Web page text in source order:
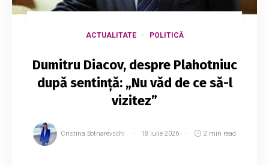
ACTUALITATE POLITICĂ
Dumitru Diacov, despre Plahotniuc
după sentință: „Nu văd de ce să-l
vizitez”
Cristina Botnarevschi 18 iulie 2026 2 min read